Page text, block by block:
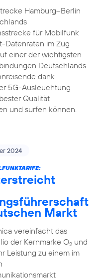
Hamburg–Berlin
für Mobilfunk
Datenraten im Zug
einer der wichtigsten
Deutschlands
dank
5G-Ausleuchtung
Qualität
und surfen können.
2024
Markt
vereinfacht das
der Kernmarke O2und
Leistung zu einem im